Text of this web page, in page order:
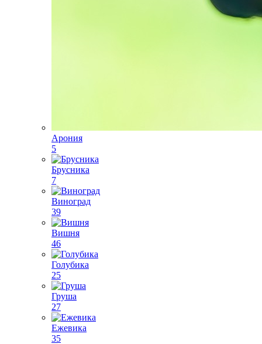
Арония
5
Брусника
7
Виноград
39
Вишня
46
Голубика
25
Груша
27
Ежевика
35